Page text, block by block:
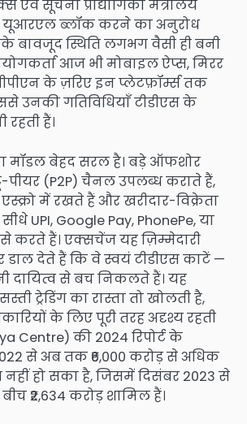
एवं सूचना प्रौद्योगिकी मंत्रालय
ब्लॉक करने का अनुरोध
बावजूद स्थिति लगभग वैसी ही बनी
आज भी मोबाइल ऐप्स, मिरर
के ज़रिए इन प्लेटफ़ॉर्म्स तक
उनकी गतिविधियाँ टीडीएस के
रहती हैं।
मॉडल बेहद सरल है। बड़े ऑफशोर
(P2P) चैनल उपलब्ध कराते हैं,
एस्क्रो में रखते हैं और खरीदार-विक्रेता
UPI, Google Pay, PhonePe, या
करते हैं। एक्सचेंज यह ज़िम्मेदारी
डाल देते हैं कि वे स्वयं टीडीएस काटें —
दायित्व से बच निकलते हैं। यह
ट्रेडिंग का रास्ता तो खोलती है,
के लिए पूरी तरह अदृश्य रहती
Centre) की 2024 रिपोर्ट के
से अब तक ₹6,000 करोड़ से अधिक
नहीं हो सका है, जिसमें दिसंबर 2023 से
₹2,634 करोड़ शामिल हैं।